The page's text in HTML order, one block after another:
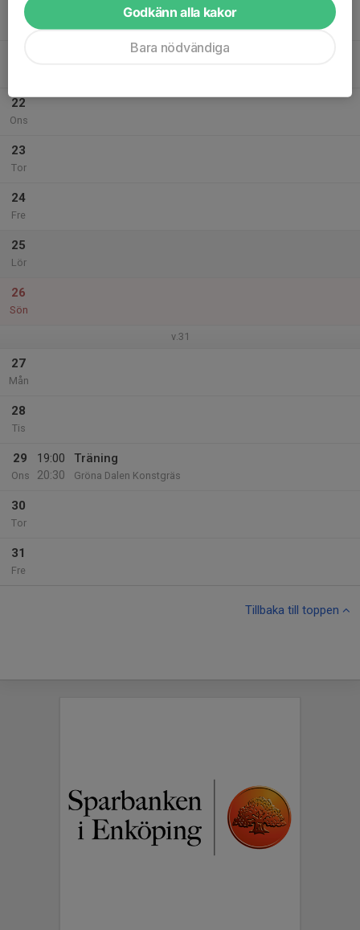
20
Mån
22
Ons
23
Tor
24
Fre
25
Lör
26
Sön
v.31
27
Mån
28
Tis
29
Ons
19:00
20:30
Träning
Gröna Dalen Konstgräs
30
Tor
31
Fre
Tillbaka till toppen
Godkänn alla kakor
Bara nödvändiga